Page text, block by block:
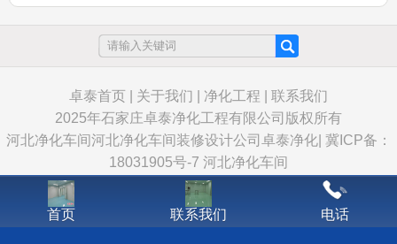
卓泰首页 关于我们 净化工程
联系我们
2025年石家庄卓泰净化工程有限公司版权所有
河北净化车间河北净化车间装修设计公司卓泰净化| 冀ICP备：
18031905号-7 河北净化车间
首页 联系我们 电话